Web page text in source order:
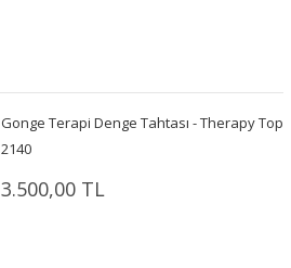
Gonge Terapi Denge Tahtası - Therapy Top
2140
3.500,00 TL